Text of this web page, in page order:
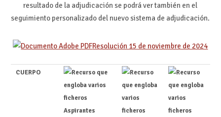
resultado de la adjudicación se podrá ver también en el
seguimiento personalizado del nuevo sistema de adjudicación.
Resolución 15 de noviembre de 2024
CUERPO
Aspirantes